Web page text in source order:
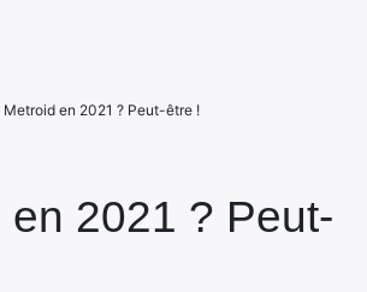
en 2021 ? Peut-
Metroid en 2021 ? Peut-être !